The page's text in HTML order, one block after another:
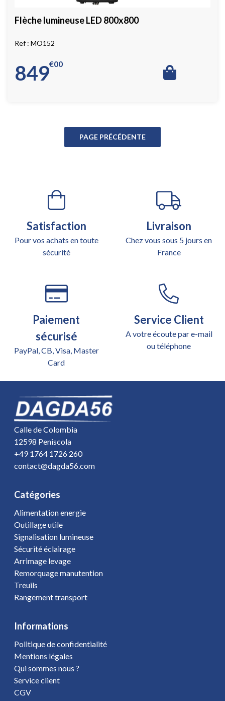
Flèche lumineuse LED 800x800
MO152
849 00
€
Satisfaction
Pour vos achats en toute
sécurité
Livraison
Chez vous sous 5 jours en
France
Paiement
sécurisé
PayPal, CB, Visa, Master
Card
Service Client
A votre écoute par e-mail
ou téléphone
Calle de Colombia
12598 Peniscola
+49 1764 1726 260
contact@dagda56.com
Catégories
Alimentation energie
Outillage utile
Signalisation lumineuse
Sécurité éclairage
Arrimage levage
Remorquage manutention
Treuils
Rangement transport
Informations
Politique de confidentialité
Mentions légales
Qui sommes nous ?
Service client
CGV